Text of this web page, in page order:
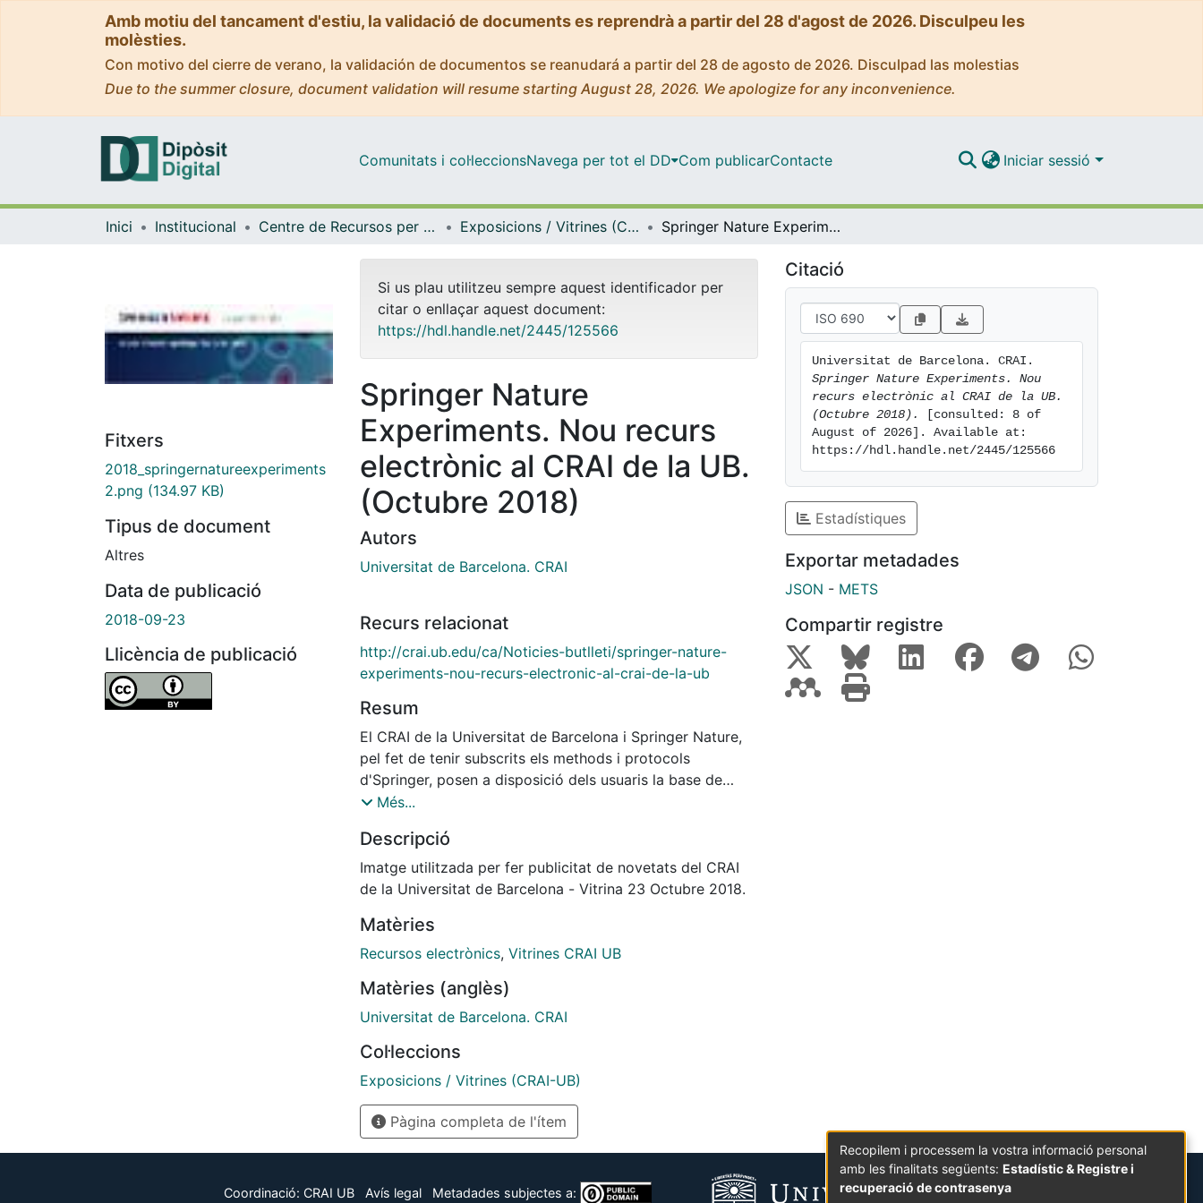
Amb motiu del tancament d'estiu, la validació de documents es reprendrà a partir del 28 d'agost de 2026. Disculpeu les
molèsties.
Con motivo del cierre de verano, la validación de documentos se reanudará a partir del 28 de agosto de 2026. Disculpad las molestias
Due to the summer closure, document validation will resume starting August 28, 2026. We apologize for any inconvenience.
Comunitats i col·leccionsNavega per tot el DD Com publicarContacte Iniciar sessió
Inici Institucional Centre de Recursos per a l'Aprenentatge i la Investigació (CRAI-UB) - Institucional Exposicions / Vitrines (CRAI-UB) Springer Nature Experiments. Nou recurs electrònic al CRAI de la UB. (Octubre 2018)
Fitxers
2018_springernatureexperiments
2.png (134.97 KB)
Tipus de document
Altres
Data de publicació
2018-09-23
Llicència de publicació
Si us plau utilitzeu sempre aquest identificador per
citar o enllaçar aquest document:
https://hdl.handle.net/2445/125566
Springer Nature
Experiments. Nou recurs
electrònic al CRAI de la UB.
(Octubre 2018)
Autors
Universitat de Barcelona. CRAI
Recurs relacionat
http://crai.ub.edu/ca/Noticies-butlleti/springer-nature-
experiments-nou-recurs-electronic-al-crai-de-la-ub
Resum
El CRAI de la Universitat de Barcelona i Springer Nature,
pel fet de tenir subscrits els methods i protocols
d'Springer, posen a disposició dels usuaris la base de
dades Springer Nature Experiments, que ofereix als
donar suport als seus projectes de recerca. Aquest recurs
inclou: Nature Methods, Nature Protocols, Springer
Protocols i Protocol Exchange.
Més...
Descripció
Imatge utilitzada per fer publicitat de novetats del CRAI
de la Universitat de Barcelona - Vitrina 23 Octubre 2018.
Matèries
Recursos electrònics, Vitrines CRAI UB
Matèries (anglès)
Universitat de Barcelona. CRAI
Col·leccions
Exposicions / Vitrines (CRAI-UB)
Pàgina completa de l'ítem
Citació
Springer Nature Experiments. Nou
recurs electrònic al CRAI de la UB.
(Octubre 2018).
[consulted: 8 of
August of 2026]. Available at:
https://hdl.handle.net/2445/125566
Estadístiques
Exportar metadades
JSON - METS
Compartir registre
Coordinació: CRAI UB Avís legal Metadades subjectes a:
Recopilem i processem la vostra informació personal
amb les finalitats següents: Estadístic & Registre i
recuperació de contrasenya